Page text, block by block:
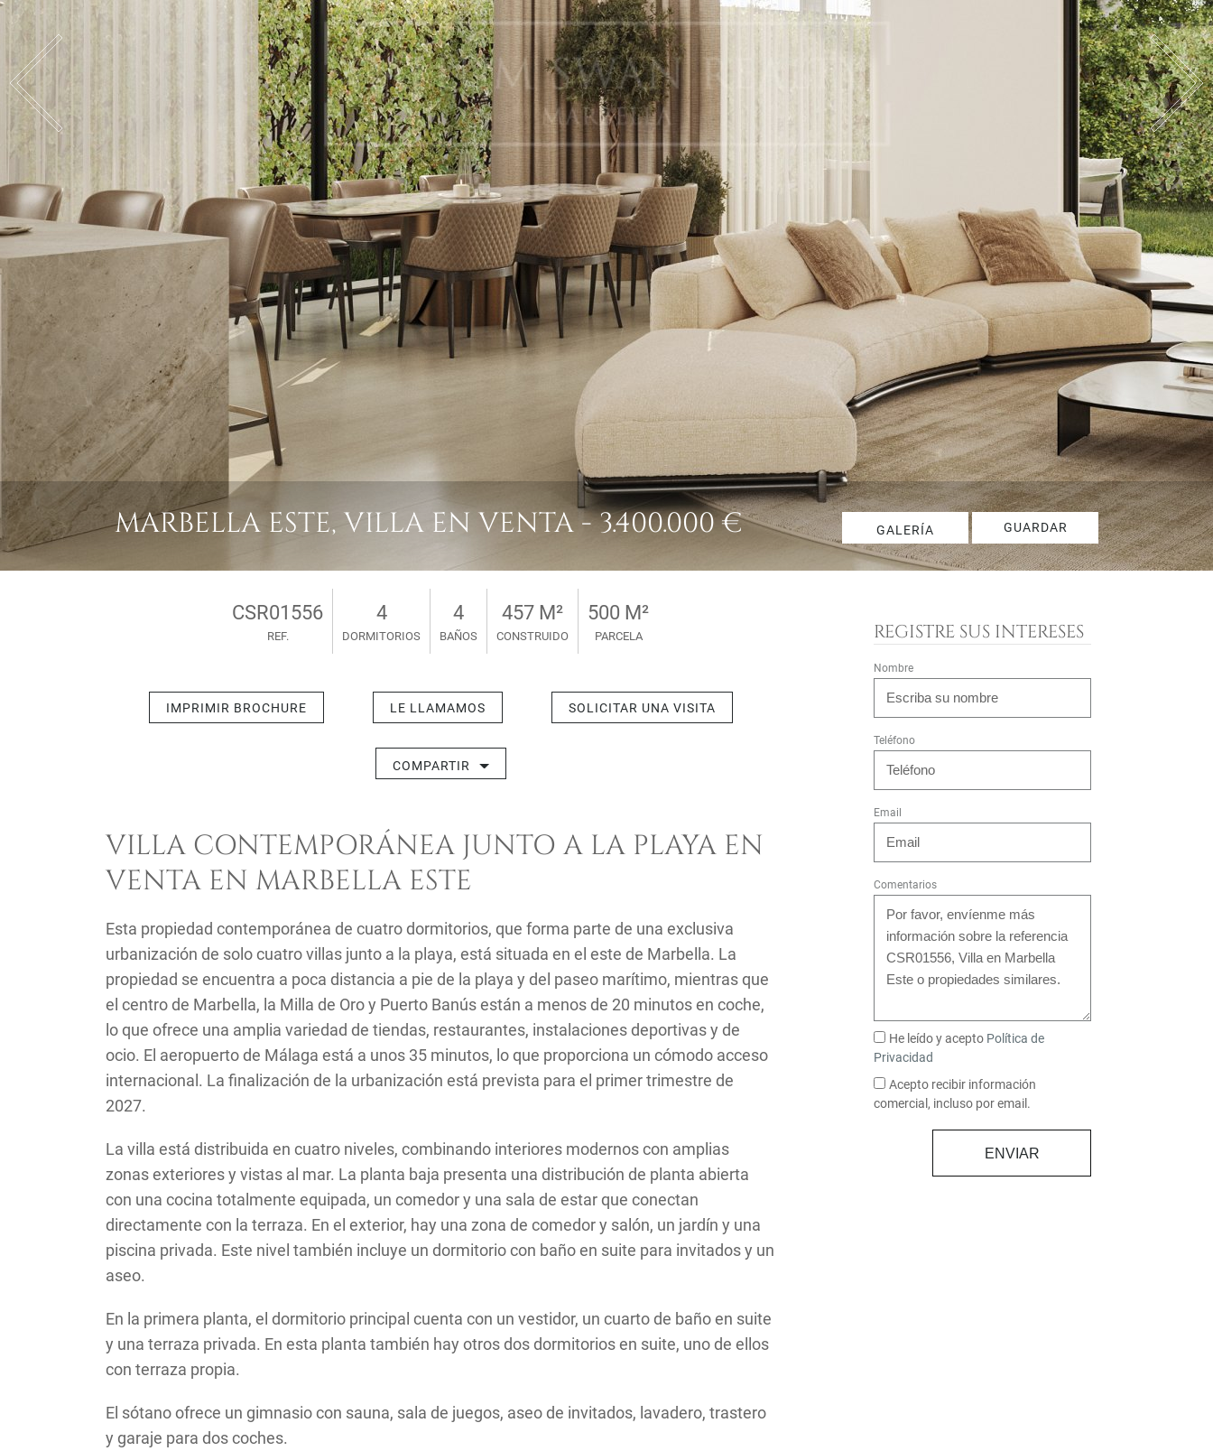
MARBELLA ESTE, VILLA EN VENTA - 3.400.000 € GALERÍA GUARDAR
CSR01556
REF.
4
DORMITORIOS
4
BAÑOS
457 M²
CONSTRUIDO
500 M²
PARCELA
IMPRIMIR BROCHURE LE LLAMAMOS SOLICITAR UNA VISITA
COMPARTIR
VILLA CONTEMPORÁNEA JUNTO A LA PLAYA EN
VENTA EN MARBELLA ESTE
Esta propiedad contemporánea de cuatro dormitorios, que forma parte de una exclusiva
urbanización de solo cuatro villas junto a la playa, está situada en el este de Marbella. La
propiedad se encuentra a poca distancia a pie de la playa y del paseo marítimo, mientras que
el centro de Marbella, la Milla de Oro y Puerto Banús están a menos de 20 minutos en coche,
lo que ofrece una amplia variedad de tiendas, restaurantes, instalaciones deportivas y de
ocio. El aeropuerto de Málaga está a unos 35 minutos, lo que proporciona un cómodo acceso
internacional. La finalización de la urbanización está prevista para el primer trimestre de
2027.
La villa está distribuida en cuatro niveles, combinando interiores modernos con amplias
zonas exteriores y vistas al mar. La planta baja presenta una distribución de planta abierta
con una cocina totalmente equipada, un comedor y una sala de estar que conectan
directamente con la terraza. En el exterior, hay una zona de comedor y salón, un jardín y una
piscina privada. Este nivel también incluye un dormitorio con baño en suite para invitados y un
aseo.
En la primera planta, el dormitorio principal cuenta con un vestidor, un cuarto de baño en suite
y una terraza privada. En esta planta también hay otros dos dormitorios en suite, uno de ellos
con terraza propia.
El sótano ofrece un gimnasio con sauna, sala de juegos, aseo de invitados, lavadero, trastero
y garaje para dos coches.
REGISTRE SUS INTERESES
Nombre
Teléfono
Email
Comentarios
He leído y acepto Política de
Privacidad
Acepto recibir información
comercial, incluso por email.
ENVIAR